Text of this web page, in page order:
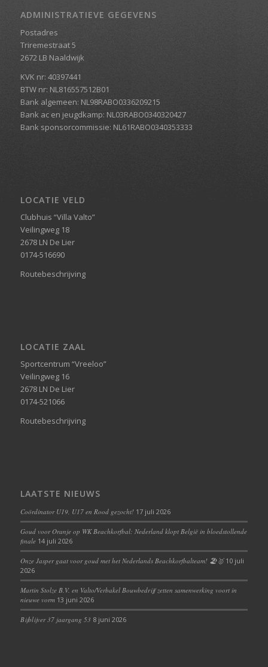
ADMINISTRATIEVE GEGEVENS
Postadres
Triremestraat 5
2672 LB Naaldwijk
KVK nr: 40397441
BTW nr: NL816557512B01
Bank algemeen: NL98RABO0336209215
Bank ac en jeugdkamp: NL03RABO0340320427
Bank sponsorcommissie: NL61RABO0340353333
LOCATIE VELD
Clubhuis “Villa Valto”
Veilingweg 18
2678 LN De Lier
0174-516690
Routebeschrijving
LOCATIE ZAAL
Sportcentrum “Vreeloo”
Veilingweg 16
2678 LN De Lier
0174-521066
Routebeschrijving
LAATSTE NIEUWS
Coördinator U19, U17 en Rood gezocht! 17 juli 2026
Goud voor Oranje op WK Beachkorfbal: Nederland klopt België in bloedstollende
finale 14 juli 2026
Onze Jasper gaat voor goud met het Nederlands Beachkorfbalteam! 🏖️🥇 10 juli
2026
Martin Stolze B.V. en Valto/Verbakel Bouwbedrijf zetten samenwerking voort in
nieuwe vorm 13 juni 2026
Bijblijver 37 jaargang 53 8 juni 2026